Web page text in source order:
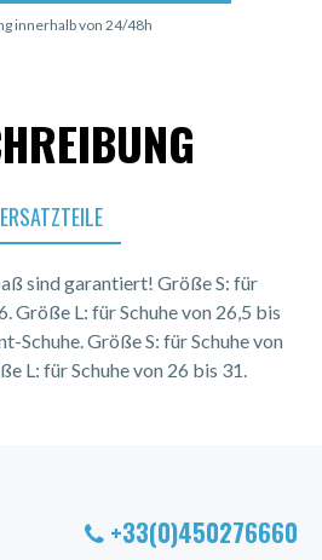
innerhalb von 24/48h
ERSATZTEILE
sind garantiert! Größe S: für
Größe L: für Schuhe von 26,5 bis
Schuhe. Größe S: für Schuhe von
L: für Schuhe von 26 bis 31.
+33(0)450276660